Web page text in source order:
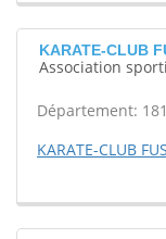
KARATE-CLUB
Association
Département:
KARATE-CLUB